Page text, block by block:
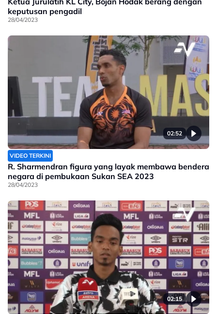
keputusan pengadil
28/04/2023
02:52
VIDEO TERKINI
R. Sharmendran figura yang layak membawa bendera
negara di pembukaan Sukan SEA 2023
28/04/2023
02:15